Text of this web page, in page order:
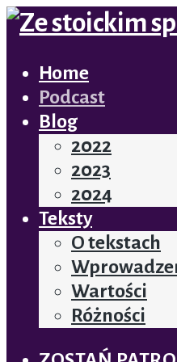
Home
Podcast
Blog
2022
2023
2024
Teksty
O tekstach
Wartości
Różności